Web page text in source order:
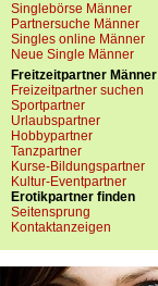
Singlebörse Männer
Partnersuche Männer
Singles online Männer
Neue Single Männer
Freitzeitpartner Männer
Freizeitpartner suchen
Sportpartner
Urlaubspartner
Hobbypartner
Tanzpartner
Kurse-Bildungspartner
Kultur-Eventpartner
Erotikpartner finden
Seitensprung
Kontaktanzeigen